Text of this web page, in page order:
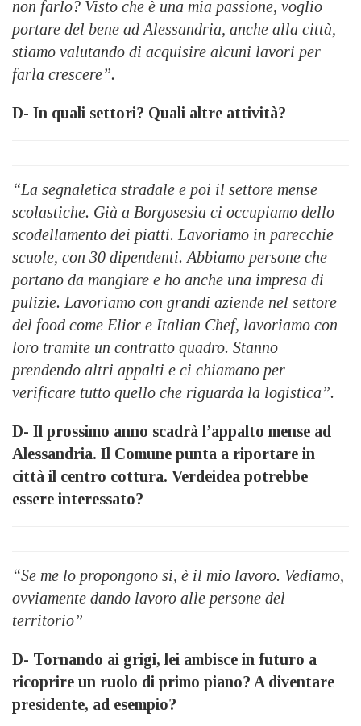
non farlo? Visto che è una mia passione, voglio
portare del bene ad Alessandria, anche alla città,
stiamo valutando di acquisire alcuni lavori per
farla crescere”.
D- In quali settori? Quali altre attività?
“La segnaletica stradale e poi il settore mense
scolastiche. Già a Borgosesia ci occupiamo dello
scodellamento dei piatti. Lavoriamo in parecchie
scuole, con 30 dipendenti. Abbiamo persone che
portano da mangiare e ho anche una impresa di
pulizie. Lavoriamo con grandi aziende nel settore
del food come Elior e Italian Chef, lavoriamo con
loro tramite un contratto quadro. Stanno
prendendo altri appalti e ci chiamano per
verificare tutto quello che riguarda la logistica”.
D- Il prossimo anno scadrà l’appalto mense ad
Alessandria. Il Comune punta a riportare in
città il centro cottura. Verdeidea potrebbe
essere interessato?
“Se me lo propongono sì, è il mio lavoro. Vediamo,
ovviamente dando lavoro alle persone del
territorio”
D- Tornando ai grigi, lei ambisce in futuro a
ricoprire un ruolo di primo piano? A diventare
presidente, ad esempio?